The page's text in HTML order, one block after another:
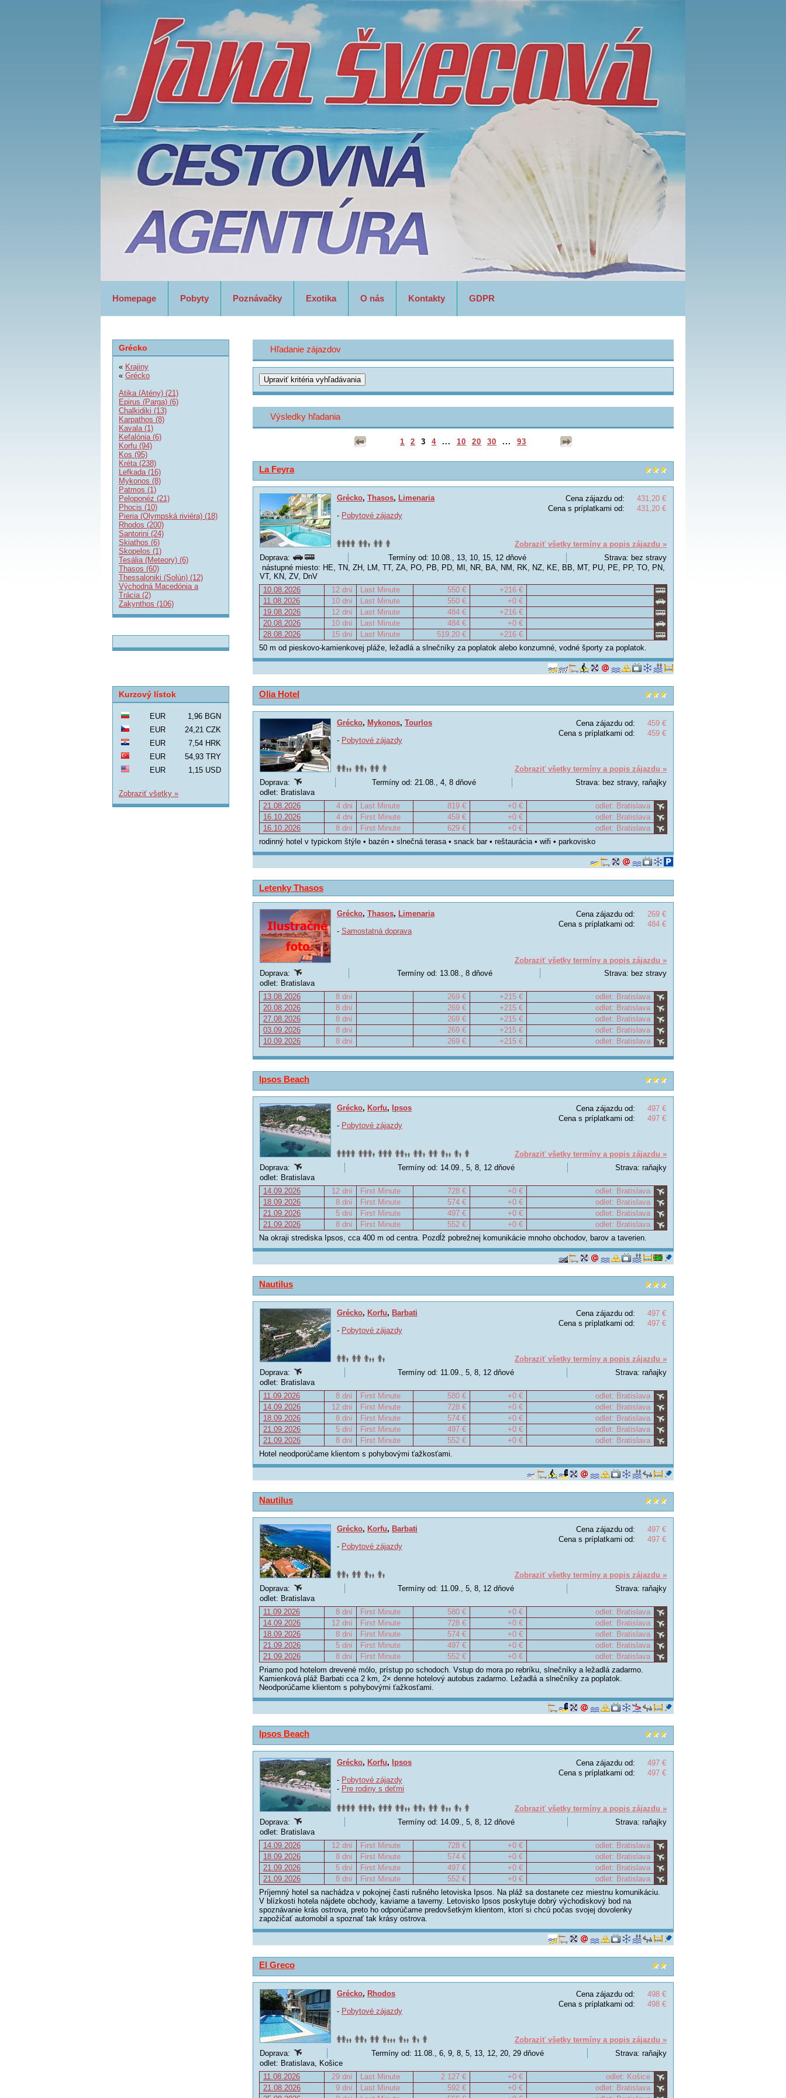
Homepage Pobyty Poznávačky Exotika O nás Kontakty GDPR
Hľadanie zájazdov
Výsledky hľadania
1 2 3 4 ... 10 20 30 ... 93
La Feyra
Cena zájazdu od:
431,20 €
Cena s príplatkami od:
431,20 €
Grécko, Thasos, Limenaria
- Pobytové zájazdy
Zobraziť všetky termíny a popis zájazdu »
Doprava:
Termíny od: 10.08., 13, 10, 15, 12 dňové
Strava: bez stravy
nástupné miesto: HE, TN, ZH, LM, TT, ZA, PO, PB, PD, MI, NR, BA, NM, RK, NZ, KE, BB, MT, PU, PE, PP, TO, PN,
VT, KN, ZV, DnV
10.08.2026
12 dní Last Minute 550 €
+216 €
11.08.2026
10 dní Last Minute 550 €
+0 €
19.08.2026
12 dní Last Minute 484 €
+216 €
20.08.2026
10 dní Last Minute 484 €
+0 €
28.08.2026
15 dní Last Minute 519,20 €
+216 €
50 m od pieskovo-kamienkovej pláže, ležadlá a slnečníky za poplatok alebo konzumné, vodné športy za poplatok.
Olia Hotel
Cena zájazdu od:
459 €
Cena s príplatkami od:
459 €
Grécko, Mykonos, Tourlos
- Pobytové zájazdy
Zobraziť všetky termíny a popis zájazdu »
Doprava:
Termíny od: 21.08., 4, 8 dňové
Strava: bez stravy, raňajky
odlet: Bratislava
21.08.2026
4 dni Last Minute 819 € +0 €
odlet: Bratislava
16.10.2026
4 dni First Minute 459 € +0 €
odlet: Bratislava
16.10.2026
8 dní First Minute 629 € +0 €
odlet: Bratislava
rodinný hotel v typickom štýle • bazén • slnečná terasa • snack bar • reštaurácia • wifi • parkovisko
Letenky Thasos
Cena zájazdu od:
269 €
Cena s príplatkami od:
484 €
Grécko, Thasos, Limenaria
- Samostatná doprava
Zobraziť všetky termíny a popis zájazdu »
Doprava:
Termíny od: 13.08., 8 dňové
Strava: bez stravy
odlet: Bratislava
13.08.2026
8 dní 269 € +215 €
odlet: Bratislava
20.08.2026
8 dní 269 € +215 €
odlet: Bratislava
27.08.2026
8 dní 269 € +215 €
odlet: Bratislava
03.09.2026
8 dní 269 € +215 €
odlet: Bratislava
10.09.2026
8 dní 269 € +215 € odlet: Bratislava
Ipsos Beach
Cena zájazdu od:
497 €
Cena s príplatkami od:
497 €
Grécko, Korfu,
Ipsos
- Pobytové zájazdy
Zobraziť všetky termíny a popis zájazdu »
Doprava:
Termíny od: 14.09., 5, 8, 12 dňové
Strava: raňajky
odlet: Bratislava
14.09.2026
12 dní First Minute 728 € +0 €
odlet: Bratislava
18.09.2026
8 dní First Minute 574 € +0 €
odlet: Bratislava
21.09.2026
5 dní First Minute 497 € +0 €
odlet: Bratislava
21.09.2026
8 dní First Minute 552 € +0 €
odlet: Bratislava
Na okraji strediska Ipsos, cca 400 m od centra. Pozdĺž pobrežnej komunikácie mnoho obchodov, barov a taverien.
Nautilus
Cena zájazdu od:
497 €
Cena s príplatkami od:
497 €
Grécko, Korfu, Barbati
- Pobytové zájazdy
Zobraziť všetky termíny a popis zájazdu »
Doprava:
Termíny od: 11.09., 5, 8, 12 dňové
Strava: raňajky
odlet: Bratislava
11.09.2026
8 dní First Minute 580 € +0 €
odlet: Bratislava
14.09.2026
12 dní First Minute 728 € +0 €
odlet: Bratislava
18.09.2026
8 dní First Minute 574 € +0 €
odlet: Bratislava
21.09.2026
5 dní First Minute 497 € +0 €
odlet: Bratislava
21.09.2026
8 dní First Minute 552 € +0 €
odlet: Bratislava
Hotel neodporúčame klientom s pohybovými ťažkosťami.
Nautilus
Cena zájazdu od:
497 €
Cena s príplatkami od:
497 €
Grécko, Korfu, Barbati
- Pobytové zájazdy
Zobraziť všetky termíny a popis zájazdu »
Doprava:
Termíny od: 11.09., 5, 8, 12 dňové
Strava: raňajky
odlet: Bratislava
11.09.2026
8 dní First Minute 580 € +0 €
odlet: Bratislava
14.09.2026
12 dní First Minute 728 € +0 €
odlet: Bratislava
18.09.2026
8 dní First Minute 574 € +0 €
odlet: Bratislava
21.09.2026
5 dní First Minute 497 € +0 €
odlet: Bratislava
21.09.2026
8 dní First Minute 552 € +0 €
odlet: Bratislava
Priamo pod hotelom drevené mólo, prístup po schodoch. Vstup do mora po rebríku, slnečníky a ležadlá zadarmo.
Kamienková pláž Barbati cca 2 km, 2× denne hotelový autobus zadarmo. Ležadlá a slnečníky za poplatok.
Neodporúčame klientom s pohybovými ťažkosťami.
Ipsos Beach
Cena zájazdu od:
497 €
Cena s príplatkami od:
497 €
Grécko, Korfu,
Ipsos
- Pobytové zájazdy
- Pre rodiny s deťmi
Zobraziť všetky termíny a popis zájazdu »
Doprava:
Termíny od: 14.09., 5, 8, 12 dňové
Strava: raňajky
odlet: Bratislava
14.09.2026
12 dní First Minute 728 € +0 €
odlet: Bratislava
18.09.2026
8 dní First Minute 574 € +0 €
odlet: Bratislava
21.09.2026
5 dní First Minute 497 € +0 €
odlet: Bratislava
21.09.2026
8 dní First Minute 552 € +0 €
odlet: Bratislava
Príjemný hotel sa nachádza v pokojnej časti rušného letoviska Ipsos. Na pláž sa dostanete cez miestnu komunikáciu.
V blízkosti hotela nájdete obchody, kaviarne a taverny. Letovisko Ipsos poskytuje dobrý východiskový bod na
spoznávanie krás ostrova, preto ho odporúčame predovšetkým klientom, ktorí si chcú počas svojej dovolenky
zapožičať automobil a spoznať tak krásy ostrova.
El Greco
Cena zájazdu od:
498 €
Cena s príplatkami od:
498 €
Grécko, Rhodos
- Pobytové zájazdy
Zobraziť všetky termíny a popis zájazdu »
Doprava:
Termíny od: 11.08., 6, 9, 8, 5, 13, 12, 20, 29 dňové
Strava: raňajky
odlet: Bratislava, Košice
11.08.2026
29 dní Last Minute 2 127 € +0 €
odlet: Košice
21.08.2026
9 dní Last Minute 592 € +0 €
odlet: Bratislava
Grécko
« Krajiny
« Grécko
Atika (Atény) (21)
Epirus (Parga) (6)
Chalkidiki (13)
Karpathos (8)
Kavala (1)
Kefalónia (6)
Korfu (94)
Kos (95)
Kréta (238)
Lefkada (16)
Mykonos (8)
Patmos (1)
Peloponéz (21)
Phocis (10)
Pieria (Olympská riviéra) (18)
Rhodos (200)
Santorini (24)
Skiathos (6)
Skopelos (1)
Tesália (Meteory) (6)
Thasos (60)
Thessaloniki (Solún) (12)
Východná Macedónia a
Trácia (2)
Zakynthos (106)
Kurzový lístok
EUR
1,96 BGN
EUR
24,21 CZK
EUR
7,54 HRK
EUR
54,93 TRY
EUR
1,15 USD
Zobraziť všetky »